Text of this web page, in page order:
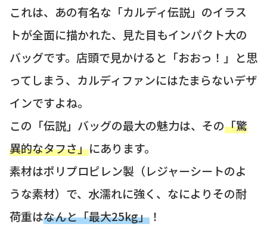
これは、あの有名な「カルディ伝説」のイラス
トが全面に描かれた、見た目もインパクト大の
バッグです。店頭で見かけると「おおっ！」と思
ってしまう、カルディファンにはたまらないデザ
インですよね。
この「伝説」バッグの最大の魅力は、その「驚
異的なタフさ」にあります。
素材はポリプロピレン製（レジャーシートのよ
うな素材）で、水濡れに強く、なによりその耐
荷重はなんと「最大25kg」 ！